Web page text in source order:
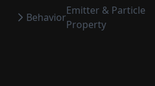
Behavior
Emitter & Particle
Property